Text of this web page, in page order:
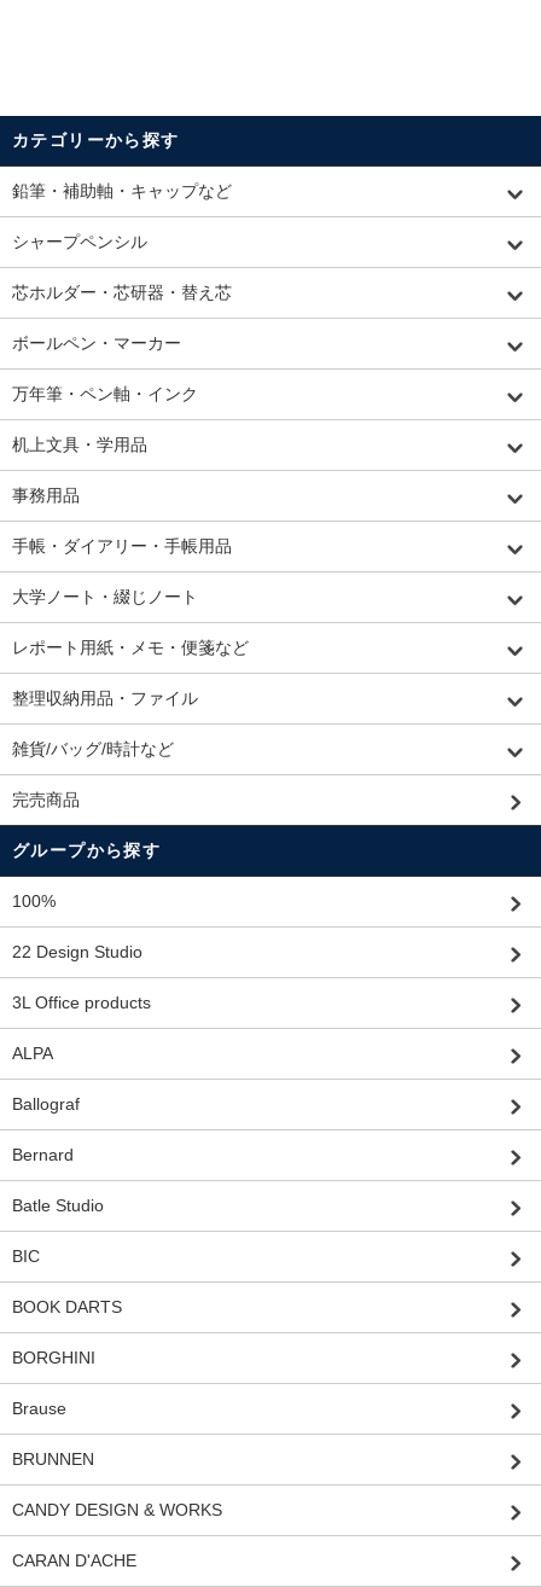
カテゴリーから探す
鉛筆・補助軸・キャップなど
シャープペンシル
芯ホルダー・芯研器・替え芯
ボールペン・マーカー
万年筆・ペン軸・インク
机上文具・学用品
事務用品
手帳・ダイアリー・手帳用品
大学ノート・綴じノート
レポート用紙・メモ・便箋など
整理収納用品・ファイル
雑貨/バッグ/時計など
完売商品
グループから探す
100%
22 Design Studio
3L Office products
ALPA
Ballograf
Bernard
Batle Studio
BIC
BOOK DARTS
BORGHINI
Brause
BRUNNEN
CANDY DESIGN & WORKS
CARAN D'ACHE